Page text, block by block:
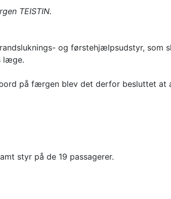
TEISTIN.
og førstehjælpsudstyr, som
læge.
på færgen blev det derfor besluttet at
styr på de 19 passagerer.